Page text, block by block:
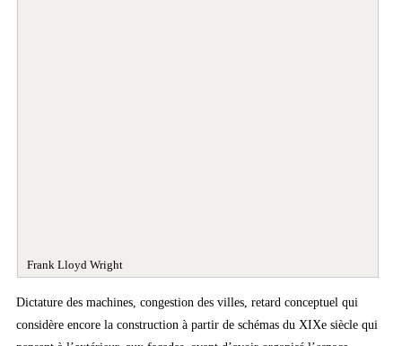
Frank Lloyd Wright
Dictature des machines, congestion des villes, retard conceptuel qui
considère encore la construction à partir de schémas du XIXe siècle qui